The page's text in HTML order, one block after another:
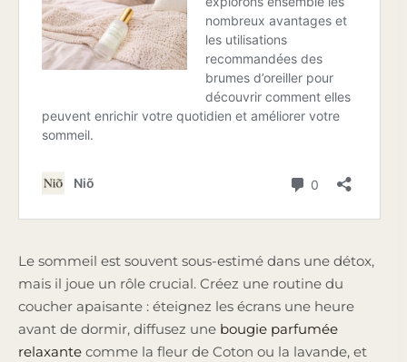
Le sommeil est souvent sous-estimé dans une détox,
mais il joue un rôle crucial. Créez une routine du
coucher apaisante : éteignez les écrans une heure
avant de dormir, diffusez une bougie parfumée
relaxante comme la fleur de Coton ou la lavande, et